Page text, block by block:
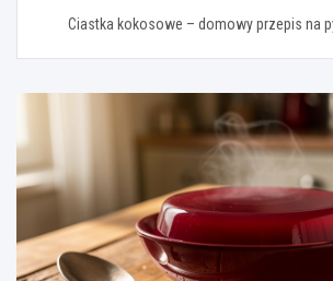
Ciastka kokosowe – domowy przepis na